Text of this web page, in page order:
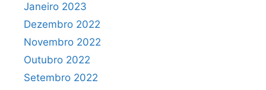
Janeiro 2023
Dezembro 2022
Novembro 2022
Outubro 2022
Setembro 2022